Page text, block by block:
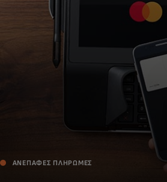
Νέα και τάσεις
ΑΝΈΠΑΦΕΣ ΠΛΗΡΩΜΈΣ